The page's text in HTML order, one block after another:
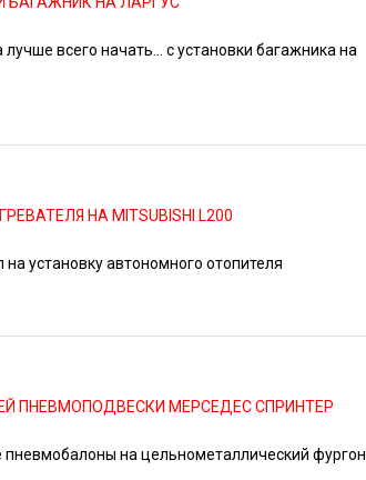
всего начать... с установки багажника на
НА MITSUBISHI L200
на установку автономного отопителя
ПНЕВМОПОДВЕСКИ МЕРСЕДЕС СПРИНТЕР
пневмобалоны на цельнометаллический фургон